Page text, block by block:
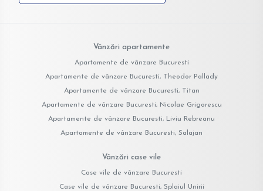
Vânzări apartamente
Apartamente de vânzare Bucuresti
Apartamente de vânzare Bucuresti, Theodor Pallady
Apartamente de vânzare Bucuresti, Titan
Apartamente de vânzare Bucuresti, Nicolae Grigorescu
Apartamente de vânzare Bucuresti, Liviu Rebreanu
Apartamente de vânzare Bucuresti, Salajan
Vânzări case vile
Case vile de vânzare Bucuresti
Case vile de vânzare Bucuresti, Splaiul Unirii